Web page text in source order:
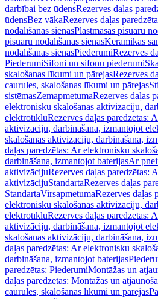
darbībai bez ūdensRezerves daļas
ūdensBez vākaRezerves daļas
nodalīšanas sienasPlastmasas pisuāru
pisuāru nodalīšanas sienasKeramikas
nodalīšanas sienasPiederumiRezerves
PiederumiSifoni un sifonu piederumi
skalošanas līkumi un pārejasRezerves
caurules, skalošanas līkumi un pārejas
sistēmasZemapmetumaRezerves daļas
elektronisku skalošanas aktivizāciju,
elektrotīkluRezerves daļas paredzētas:
aktivizāciju, darbināšana, izmantojot
skalošanas aktivizāciju, darbināšana,
daļas paredzētas: Ar elektronisku
darbināšana, izmantojot baterijasAr
aktivizācijuRezerves daļas paredzētas:
aktivizācijuStandartaRezerves daļas
StandartaVirsapmetumaRezerves daļas
elektronisku skalošanas aktivizāciju,
elektrotīkluRezerves daļas paredzētas:
aktivizāciju, darbināšana, izmantojot
skalošanas aktivizāciju, darbināšana,
daļas paredzētas: Ar elektronisku
darbināšana, izmantojot baterijas
paredzētas: PiederumiMontāžas un
daļas paredzētas: Montāžas un
caurules, skalošanas līkumi un pārejas